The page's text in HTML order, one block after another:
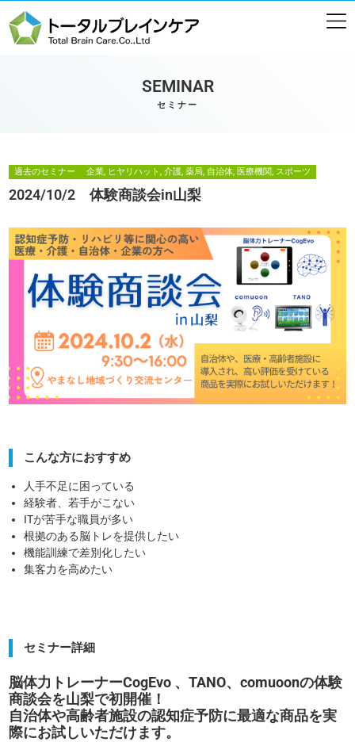
SEMINAR
セミナー
過去のセミナー 企業, ヒヤリハット, 介護, 薬局, 自治体, 医療機関, スポーツ
2024/10/2 体験商談会in山梨
こんな方におすすめ
人手不足に困っている
経験者、若手がこない
ITが苦手な職員が多い
根拠のある脳トレを提供したい
機能訓練で差別化したい
集客力を高めたい
セミナー詳細
脳体力トレーナーCogEvo 、TANO、comuoonの体験
商談会を山梨で初開催！
自治体や高齢者施設の認知症予防に最適な商品を実
際にお試しいただけます。